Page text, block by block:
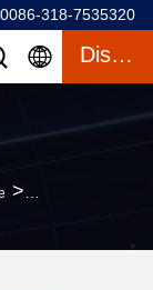
0086-318-7535320
Discuter
>